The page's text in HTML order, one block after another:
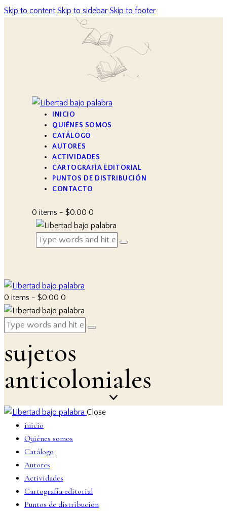
Skip to content Skip to sidebar Skip to footer
INICIO
QUIÉNES SOMOS
CATÁLOGO
AUTORES
ACTIVIDADES
CARTOGRAFÍA EDITORIAL
PUNTOS DE DISTRIBUCIÓN
CONTACTO
0 items - $0.00 0
0 items - $0.00 0
sujetos
anticoloniales
Close
inicio
Quiénes somos
Catálogo
Autores
Actividades
Cartografía editorial
Puntos de distribución